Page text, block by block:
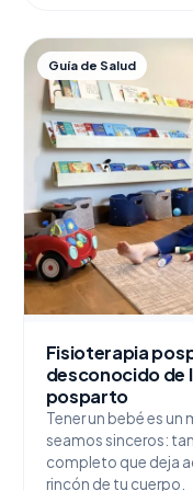
Guía de Salud
Fisioterapia
desconocido de
posparto
Tener un bebé es
seamos sinceros:
completo que deja
rincón de tu cuerpo.